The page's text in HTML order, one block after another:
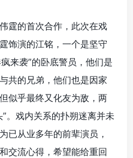
霆的首次合作，此次在戏
饰演的江铭，一个是坚守
来袭”的卧底警员，他们是
共的兄弟，他们也是因家
似乎最终又化友为敌，两
。戏内关系的扑朔迷离并未
已从业多年的前辈演员，
交流心得，希望能给重回